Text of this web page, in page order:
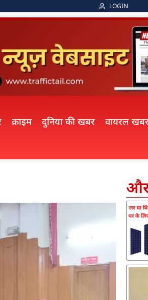
LOGIN
क्राइम दुनिया की खबर वायरल